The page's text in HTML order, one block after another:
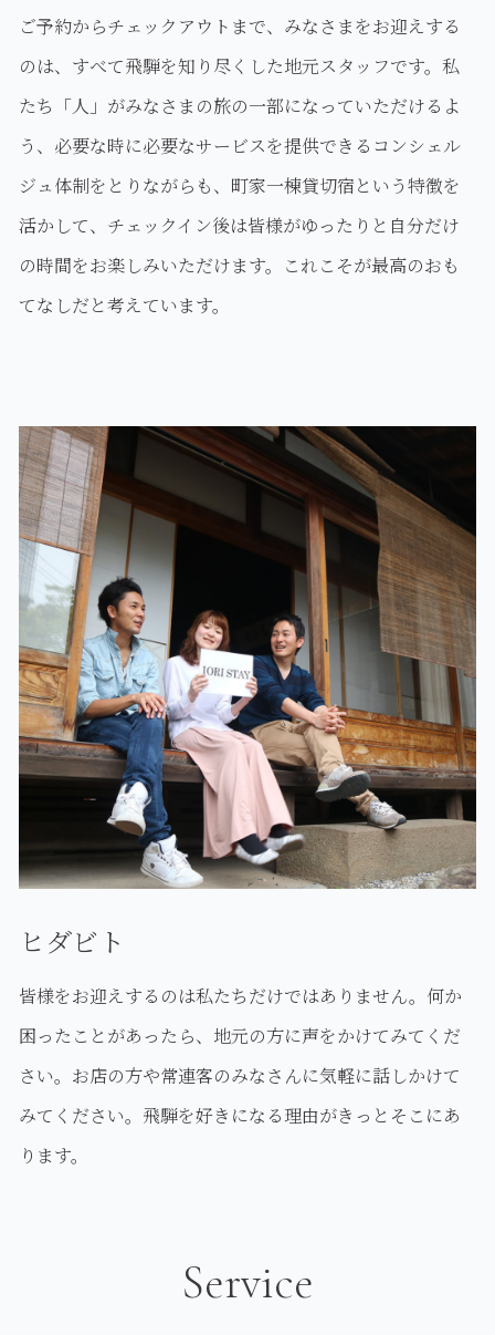
ご予約からチェックアウトまで、みなさまをお迎えする
のは、すべて飛騨を知り尽くした地元スタッフです。私
たち「人」がみなさまの旅の一部になっていただけるよ
う、必要な時に必要なサービスを提供できるコンシェル
ジュ体制をとりながらも、町家一棟貸切宿という特徴を
活かして、チェックイン後は皆様がゆったりと自分だけ
の時間をお楽しみいただけます。これこそが最高のおも
てなしだと考えています。
ヒダビト
皆様をお迎えするのは私たちだけではありません。何か
困ったことがあったら、地元の方に声をかけてみてくだ
さい。お店の方や常連客のみなさんに気軽に話しかけて
みてください。飛騨を好きになる理由がきっとそこにあ
ります。
Service